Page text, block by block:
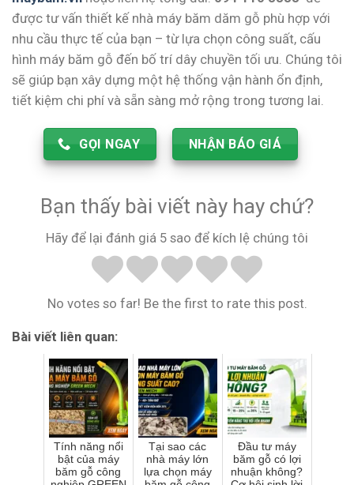
được tư vấn thiết kế nhà máy băm dăm gỗ phù hợp với
nhu cầu thực tế của bạn – từ lựa chọn công suất, cấu
hình máy băm gỗ đến bố trí dây chuyền tối ưu. Chúng tôi
sẽ giúp bạn xây dựng một hệ thống vận hành ổn định,
tiết kiệm chi phí và sẵn sàng mở rộng trong tương lai.
GỌI NGAY NHẬN BÁO GIÁ
Bạn thấy bài viết này hay chứ?
Hãy để lại đánh giá 5 sao để kích lệ chúng tôi
No votes so far! Be the first to rate this post.
Bài viết liên quan:
Tính năng nổi
bật của máy
băm gỗ công
Tại sao các
nhà máy lớn
lựa chọn máy
Đầu tư máy
băm gỗ có lợi
nhuận không?